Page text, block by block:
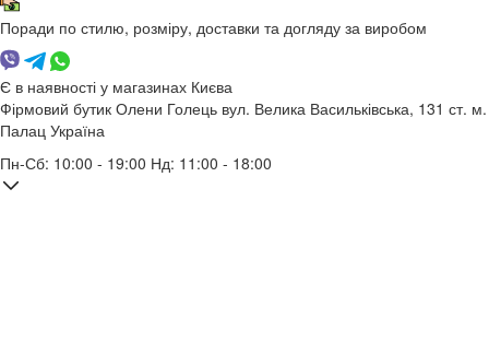
Поради по стилю, розміру, доставки та догляду за виробом
Є в наявності у магазинах Києва
Фірмовий бутик Олени Голець вул. Велика Васильківська, 131 ст. м.
Палац Україна
Пн-Сб: 10:00 - 19:00 Нд: 11:00 - 18:00